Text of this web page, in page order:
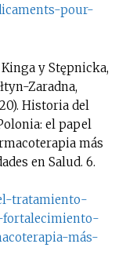
pour-
y Stępnicka,
Zaradna,
Historia del
el papel
más
en Salud. 6.
tratamiento-
más-